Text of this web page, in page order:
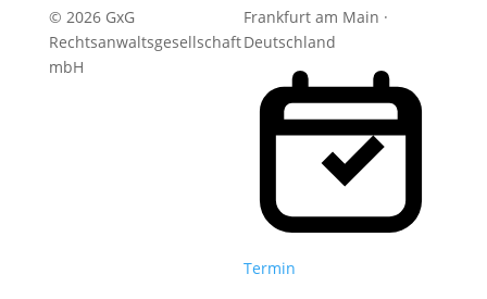
© 2026 GxG
Rechtsanwaltsgesellschaft
mbH
Frankfurt am Main ·
Deutschland
Termin